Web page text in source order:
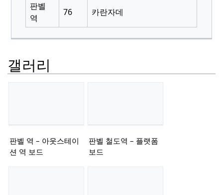
판벨
역
76 카란자데
갤러리
판벨 역 – 아웃스테이
션 역 보드
판벨 철도역 – 플랫폼
보드